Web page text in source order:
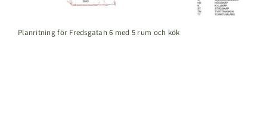
Planritning för Fredsgatan 6 med 5 rum och kök